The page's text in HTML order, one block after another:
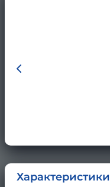
Характеристики